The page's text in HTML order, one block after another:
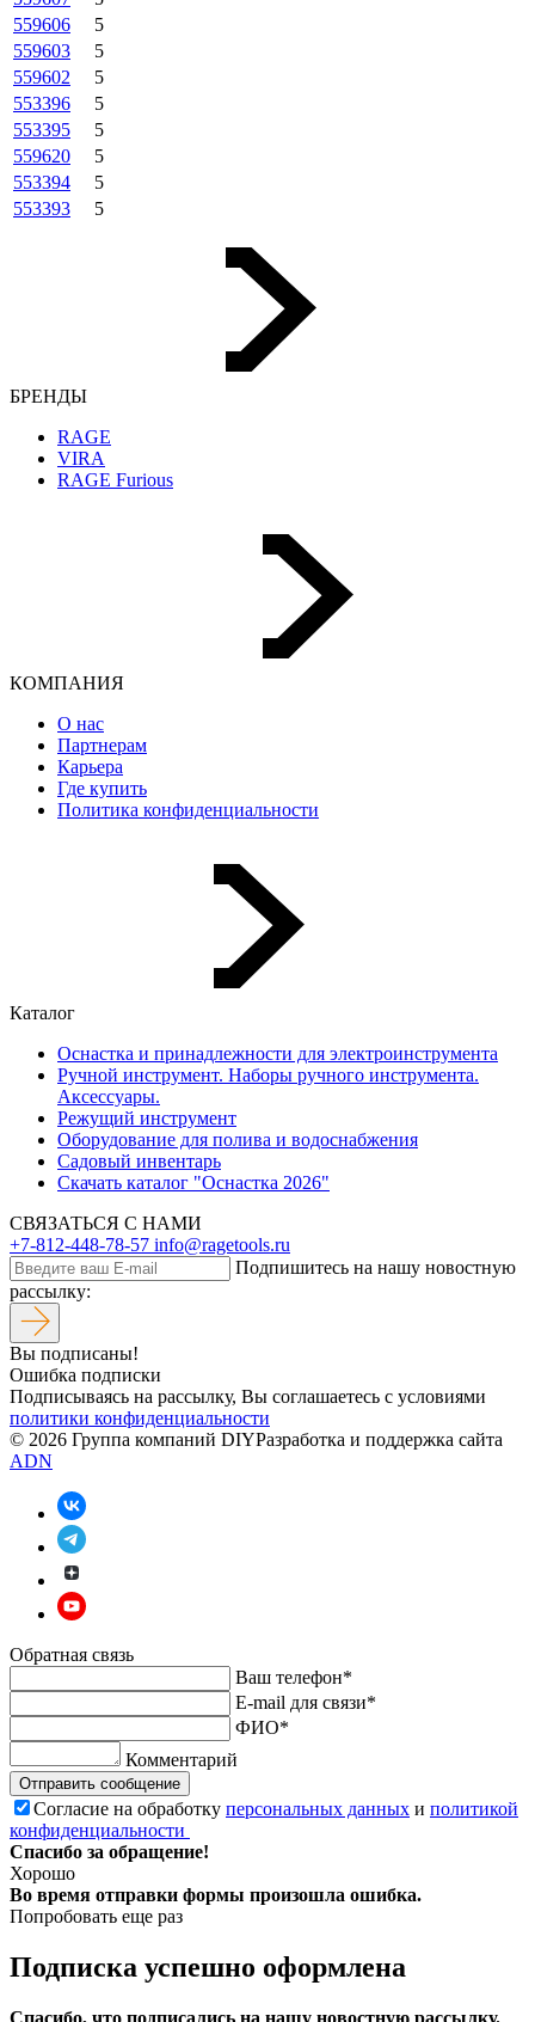
559606
5
559603
5
559602
5
553396
5
553395
5
559620
5
553394
5
553393
5
БРЕНДЫ
RAGE
VIRA
RAGE Furious
КОМПАНИЯ
О нас
Партнерам
Карьера
Где купить
Политика конфиденциальности
Каталог
Оснастка и принадлежности для электроинструмента
Ручной инструмент. Наборы ручного инструмента.
Аксессуары.
Режущий инструмент
Оборудование для полива и водоснабжения
Садовый инвентарь
Скачать каталог "Оснастка 2026"
СВЯЗАТЬСЯ С НАМИ
+7-812-448-78-57 info@ragetools.ru
Подпишитесь на нашу новостную
рассылку:
Вы подписаны!
Ошибка подписки
Подписываясь на рассылку, Вы соглашаетесь c условиями
политики конфиденциальности
© 2026 Группа компаний DIYРазработка и поддержка сайта
ADN
Обратная связь
Ваш телефон*
E-mail для связи*
ФИО*
Комментарий
Отправить сообщение
Согласие на обработку персональных данных и политикой
конфиденциальности
Спасибо за обращение!
Хорошо
Во время отправки формы произошла ошибка.
Попробовать еще раз
Подписка успешно оформлена